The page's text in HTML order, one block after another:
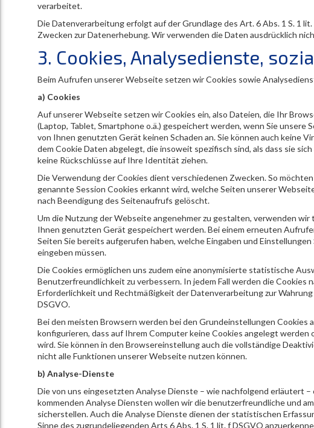
verarbeitet.
Die Datenverarbeitung erfolgt auf der Grundlage des Art. 6 Abs. 1 S. 1
Zwecken zur Datenerhebung. Wir verwenden die Daten ausdrücklich
3. Cookies, Analysedienste,
Beim Aufrufen unserer Webseite setzen wir Cookies sowie
a) Cookies
Auf unserer Webseite setzen wir Cookies ein, also Dateien, die Ihr
(Laptop, Tablet, Smartphone o.ä.) gespeichert werden, wenn Sie
von Ihnen genutzten Gerät keinen Schaden an. Sie können auch keine
dem Cookie Daten abgelegt, die insoweit spezifisch sind, als dass sie
keine Rückschlüsse auf Ihre Identität ziehen.
Die Verwendung der Cookies dient verschiedenen Zwecken. So
genannte Session Cookies erkannt wird, welche Seiten unserer
nach Beendigung des Seitenaufrufs gelöscht.
Um die Nutzung der Webseite angenehmer zu gestalten, verwenden
Ihnen genutzten Gerät gespeichert werden. Bei einem erneuten
Seiten Sie bereits aufgerufen haben, welche Eingaben und
eingeben müssen.
Die Cookies ermöglichen uns zudem eine anonymisierte statistische
Benutzerfreundlichkeit zu verbessern. In jedem Fall werden die
Erforderlichkeit und Rechtmäßigkeit der Datenverarbeitung zur
DSGVO.
Bei den meisten Browsern werden bei den Grundeinstellungen
konfigurieren, dass auf Ihrem Computer keine Cookies angelegt
wird. Sie können in den Browsereinstellung auch die vollständige
nicht alle Funktionen unserer Webseite nutzen können.
b) Analyse-Dienste
Die von uns eingesetzten Analyse Dienste – wie nachfolgend erläutert –
kommenden Analyse Diensten wollen wir die benutzerfreundliche und
sicherstellen. Auch die Analyse Dienste dienen der statistischen
Sinne des zugrundeliegenden Arts 6 Abs. 1 S. 1 lit. f DSGVO